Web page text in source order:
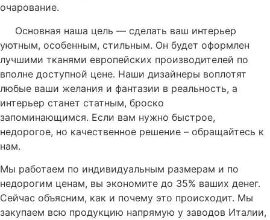
очарование.
Основная наша цель — сделать ваш интерьер
уютным, особенным, стильным. Он будет оформлен
лучшими тканями европейских производителей по
вполне доступной цене. Наши дизайнеры воплотят
любые ваши желания и фантазии в реальность, а
интерьер станет статным, броско
запоминающимся. Если вам нужно быстрое,
недорогое, но качественное решение – обращайтесь к
нам.
Мы работаем по индивидуальным размерам и по
недорогим ценам, вы экономите до 35% ваших денег.
Сейчас объясним, как и почему это происходит. Мы
закупаем всю продукцию напрямую у заводов Италии,